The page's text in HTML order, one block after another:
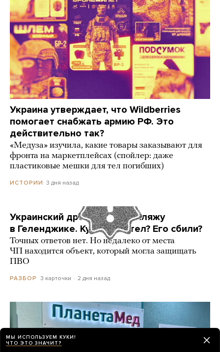
Украина утверждает, что Wildberries
помогает снабжать армию РФ. Это
действительно так?
«Медуза» изучила, какие товары заказывают для
фронта на маркетплейсах (спойлер: даже
пластиковые мешки для тел погибших)
ИСТОРИИ 3 дня назад
Украинский дрон попал по пляжу
в Геленджике. Куда он летел? Его сбили?
Точных ответов нет. Но недалеко от места
ЧП находится объект, который могла защищать
ПВО
РАЗБОР 3 карточки 2 дня назад
МЫ ИСПОЛЬЗУЕМ КУКИ!
ЧТО ЭТО ЗНАЧИТ?